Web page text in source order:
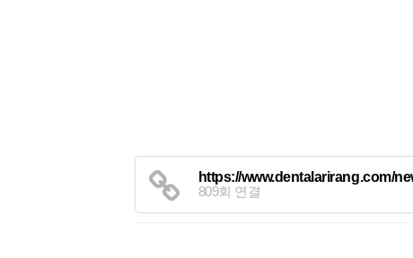
https://www.dentalarirang.com/
809회 연결